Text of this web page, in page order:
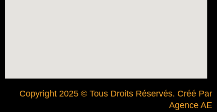
Copyright 2025 © Tous Droits Réservés. Créé Par
Agence AE